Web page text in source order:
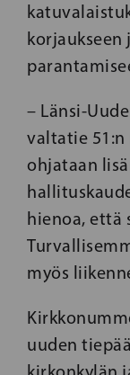
korjaukseen
– Länsi-
valtatie
ohjataan
hienoa, että
myös
uuden